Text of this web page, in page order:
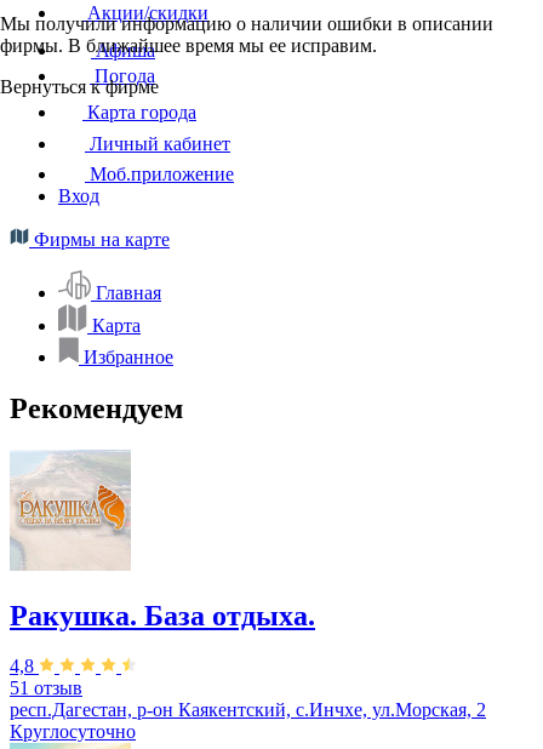
Мы получили информацию о наличии ошибки в описании
фирмы. В ближайшее время мы ее исправим.
Вернуться к фирме
Акции/скидки
Афиша
Погода
Карта города
Личный кабинет
Моб.приложение
Вход
Фирмы на карте
Главная
Карта
Избранное
Рекомендуем
Ракушка. База отдыха.
4,8
51 отзыв
респ.Дагестан, р-он Каякентский, с.Инчхе, ул.Морская, 2
Круглосуточно